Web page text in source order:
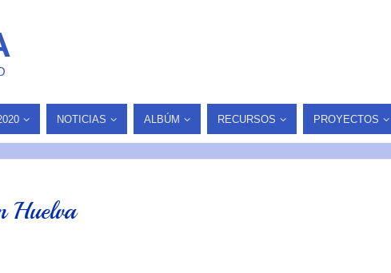
NOTICIAS ALBÚM RECURSOS PROYECTOS
Huelva